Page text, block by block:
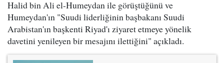
Halid bin Ali el-Humeydan ile görüştüğünü ve
Humeydan'ın "Suudi liderliğinin başbakanı Suudi
Arabistan'ın başkenti Riyad'ı ziyaret etmeye yönelik
davetini yenileyen bir mesajını ilettiğini" açıkladı.